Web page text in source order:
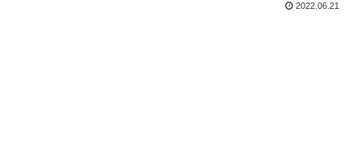
2022.06.21